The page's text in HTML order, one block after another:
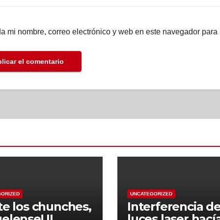
mi nombre, correo electrónico y web en este navegador
los chunches,
UNCATEGORIZED
Interferencia